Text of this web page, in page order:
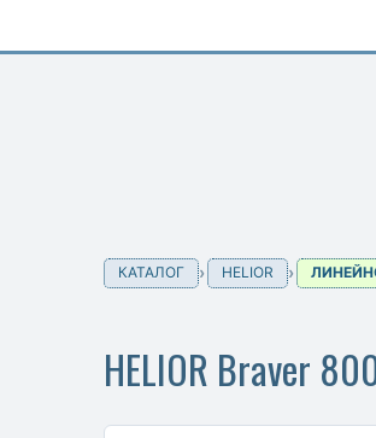
КАТАЛОГ HELIOR
HELIOR Braver